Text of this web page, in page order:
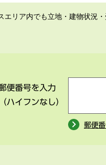
エリア内でも立地・建物状況
便番号を入力
（ハイフンなし）
郵便